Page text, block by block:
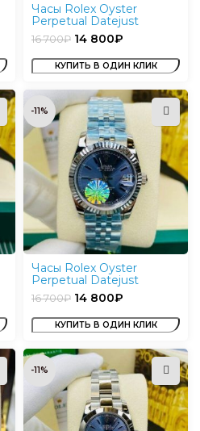
Часы Rolex Oyster
Perpetual Datejust
16 700₽ 14 800₽
КУПИТЬ В ОДИН КЛИК
-11%
Часы Rolex Oyster
Perpetual Datejust
16 700₽ 14 800₽
КУПИТЬ В ОДИН КЛИК
-11%